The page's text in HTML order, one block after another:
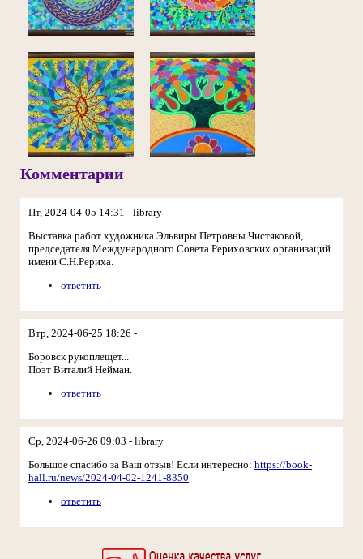
Комментарии
Пт, 2024-04-05 14:31 - library
Выставка работ художника Эльвиры Петровны Чистяковой,
председателя Международного Совета Рериховских организаций
имени С.Н.Рериха.
ответить
Втр, 2024-06-25 18:26 -
Боровск рукоплещет...
Поэт Виталий Нейман.
ответить
Ср, 2024-06-26 09:03 - library
Большое спасибо за Ваш отзыв! Если интересно: https://book-
hall.ru/news/2024-04-02-1241-8350
ответить